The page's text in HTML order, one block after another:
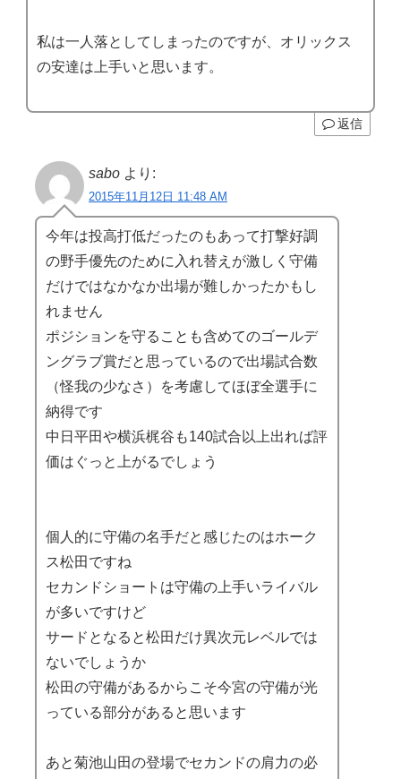
私は一人落としてしまったのですが、オリックス
の安達は上手いと思います。
返信
sabo より:
2015年11月12日 11:48 AM
今年は投高打低だったのもあって打撃好調
の野手優先のために入れ替えが激しく守備
だけではなかなか出場が難しかったかもし
れません
ポジションを守ることも含めてのゴールデ
ングラブ賞だと思っているので出場試合数
（怪我の少なさ）を考慮してほぼ全選手に
納得です
中日平田や横浜梶谷も140試合以上出れば評
価はぐっと上がるでしょう
個人的に守備の名手だと感じたのはホーク
ス松田ですね
セカンドショートは守備の上手いライバル
が多いですけど
サードとなると松田だけ異次元レベルでは
ないでしょうか
松田の守備があるからこそ今宮の守備が光
っている部分があると思います
あと菊池山田の登場でセカンドの肩力の必